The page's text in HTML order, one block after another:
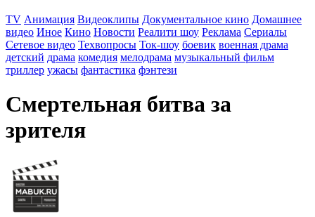
TV Анимация Видеоклипы Документальное кино Домашнее
видео Иное Кино Новости Реалити шоу Реклама Сериалы
Сетевое видео Техвопросы Ток-шоу боевик военная драма
детский драма комедия мелодрама музыкальный фильм
триллер ужасы фантастика фэнтези
Смертельная битва за
зрителя